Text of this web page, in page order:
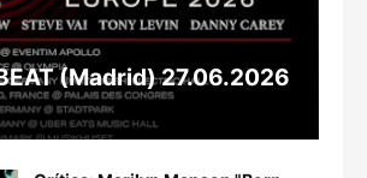
(Madrid) 27.06.2026